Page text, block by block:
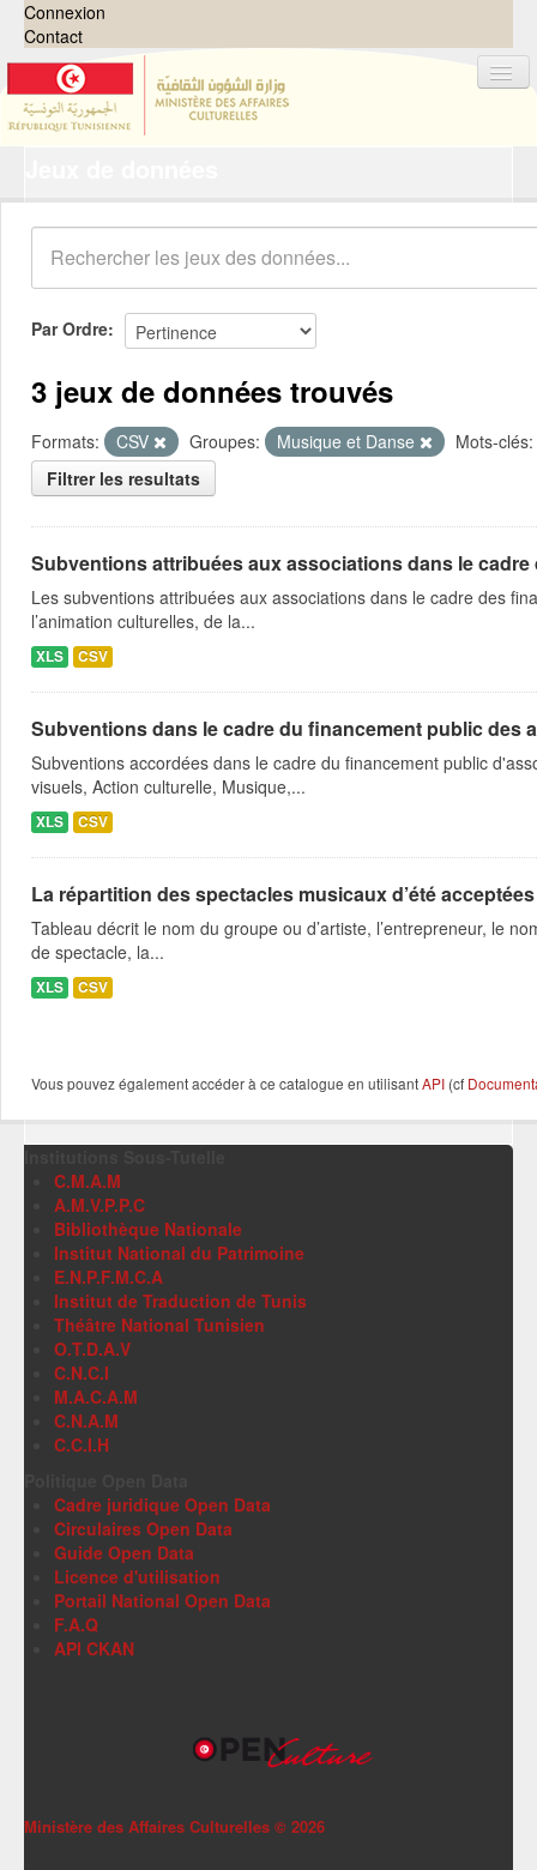
Connexion
Contact
Organisations
Groupes
Demandes 0
À propos
Par Ordre
3 jeux de données trouvés
Formats: CSV Groupes: Musique et Danse
Mots-clés:
Filtrer les resultats
Subventions attribuées aux associations dans le
Les subventions attribuées aux associations dans le cadre des
l’animation culturelles, de la...
XLS CSV
Subventions dans le cadre du financement public des
Subventions accordées dans le cadre du financement public
visuels, Action culturelle, Musique,...
XLS CSV
La répartition des spectacles musicaux d’été
Tableau décrit le nom du groupe ou d’artiste, l’entrepreneur, le
de spectacle, la...
XLS CSV
Vous pouvez également accéder à ce catalogue en utilisantAPI (cf
C.M.A.M
A.M.V.P.P.C
Bibliothèque Nationale
Institut National du Patrimoine
E.N.P.F.M.C.A
Institut de Traduction de Tunis
Théâtre National Tunisien
O.T.D.A.V
C.N.C.I
M.A.C.A.M
C.N.A.M
C.C.I.H
Cadre juridique Open Data
Circulaires Open Data
Guide Open Data
Licence d'utilisation
Portail National Open Data
F.A.Q
API CKAN
Ministère des Affaires Culturelles © 2026